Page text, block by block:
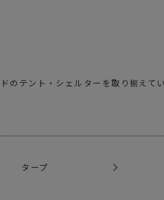
ファニチャー
その他の取扱ブランド一
のテント・シェルターを取り揃えてい
タープ